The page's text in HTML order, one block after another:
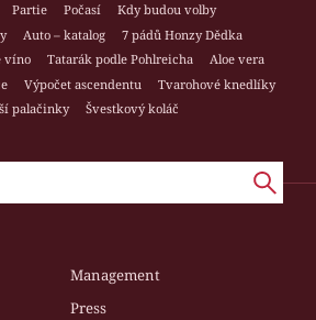
Partie Počasí
Kdy budou volby
Auto – katalog
7 pádů Honzy Dědka
víno Tatarák podle Pohlreicha
Aloe vera
Výpočet ascendentu
Tvarohové knedlíky
palačinky
Švestkový koláč
Management
Press